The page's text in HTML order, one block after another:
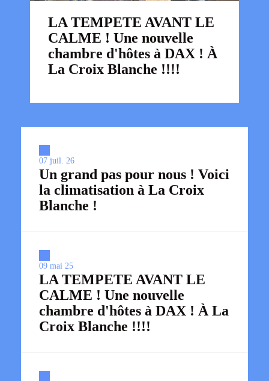
LA TEMPETE AVANT LE
CALME ! Une nouvelle
chambre d'hôtes à DAX ! À
La Croix Blanche !!!!
07 juil. 26
Un grand pas pour nous ! Voici
la climatisation à La Croix
Blanche !
09 mai 25
LA TEMPETE AVANT LE
CALME ! Une nouvelle
chambre d'hôtes à DAX ! À La
Croix Blanche !!!!